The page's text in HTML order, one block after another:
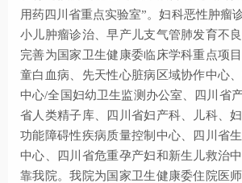
用药四川省重点实验室”。妇科恶性肿瘤
小儿肿瘤诊治、早产儿支气管肺发育不
完善为国家卫生健康委临床学科重点项
童白血病、先天性心脏病区域协作中心
中心/全国妇幼卫生监测办公室、四川省
省人类精子库、四川省妇产科、儿科、
功能障碍性疾病质量控制中心、四川省
中心、四川省危重孕产妇和新生儿救治
靠我院。我院为国家卫生健康委住院医